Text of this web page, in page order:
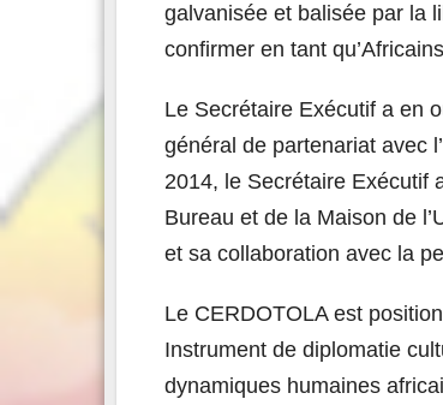
galvanisée et balisée par la
confirmer en tant
Le Secrétaire Exécutif a en
général de partenariat avec
2014, le Secrétaire Exécutif
Bureau et de la Maison de
et sa collaboration avec la
Le CERDOTOLA est
Instrument de diplomatie
dynamiques humaines